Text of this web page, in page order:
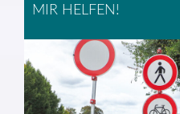
MIR HELFEN!